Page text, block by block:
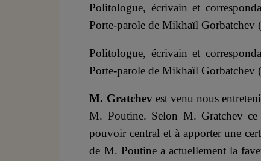
Politologue, écrivain et
Porte-parole de Mikhaïl Gorbatchev
Politologue, écrivain et
Porte-parole de Mikhaïl Gorbatchev
M. Gratchevest venu nous
M. Poutine. Selon M. Gratchev ce
pouvoir central et à apporter une
de M. Poutine a actuellement la